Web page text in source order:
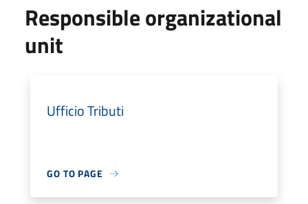
Responsible organizational
unit
Ufficio Tributi
GO TO PAGE